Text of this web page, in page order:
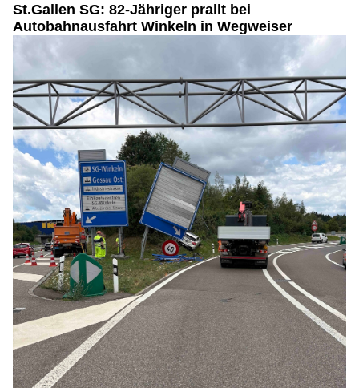
St.Gallen SG: 82-Jähriger prallt bei
Autobahnausfahrt Winkeln in Wegweiser